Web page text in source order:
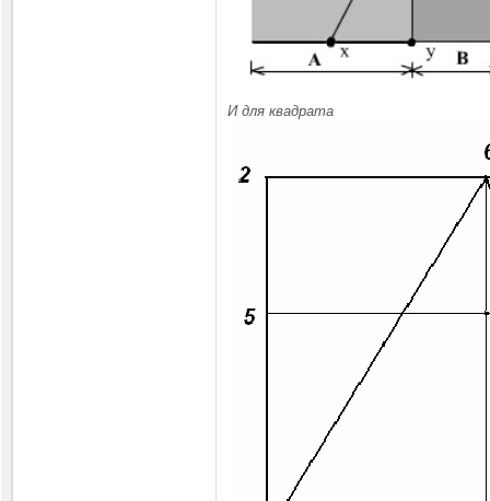
И для квадрата